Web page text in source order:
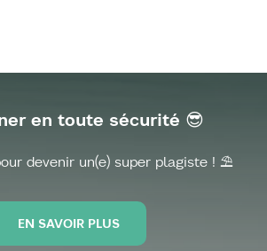
en toute sécurité 😎
devenir un(e) super plagiste ! ⛱️
EN SAVOIR PLUS